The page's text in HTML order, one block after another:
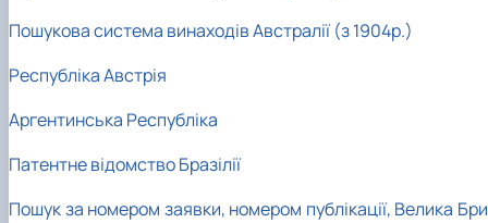
Пошукова система винаходів Австралії (з 1904р.)
Республіка Австрія
Аргентинська Республіка
Патентне відомство Бразілії
Пошук за номером заявки, номером публікації, Велика